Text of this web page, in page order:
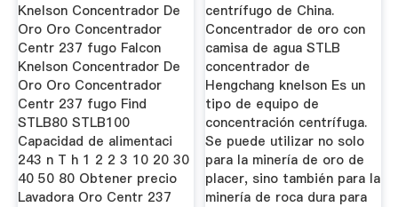
Knelson Concentrador De
Oro Oro Concentrador
Centr 237 fugo Falcon
Knelson Concentrador De
Oro Oro Concentrador
Centr 237 fugo Find
STLB80 STLB100
Capacidad de alimentaci
243 n T h 1 2 2 3 10 20 30
40 50 80 Obtener precio
Lavadora Oro Centr 237
centrífugo de China.
Concentrador de oro con
camisa de agua STLB
concentrador de
Hengchang knelson Es un
tipo de equipo de
concentración centrífuga.
Se puede utilizar no solo
para la minería de oro de
placer, sino también para la
minería de roca dura para